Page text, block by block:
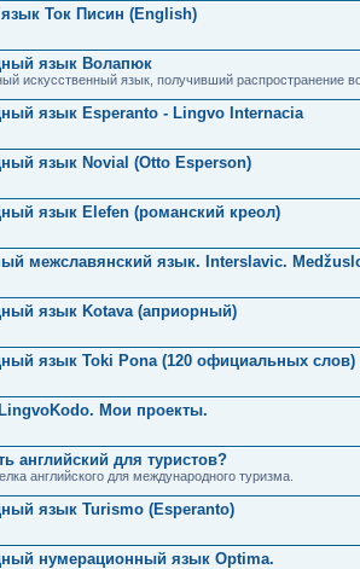
Ток Писин (English)
язык Волапюк
искусственный язык, получивший распространение
язык Esperanto - Lingvo Internacia
язык Novial (Otto Esperson)
язык Elefen (романский креол)
межславянский язык. Interslavic.
язык Kotava (априорный)
язык Toki Pona (120 официальных слов)
Мои проекты.
английский для туристов?
английского для международного туризма.
язык Turismo (Esperanto)
нумерационный язык Optima.